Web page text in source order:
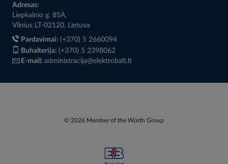
Adresas:
Liepkalnio g. 85A,
Vilnius LT-02120, Lietuva
Pardavimai: (+370) 5 2660094
Buhalterija: (+370) 5 2398062
E-mail: administracija@elektrobalt.lt
© 2026 Member of the Würth Group